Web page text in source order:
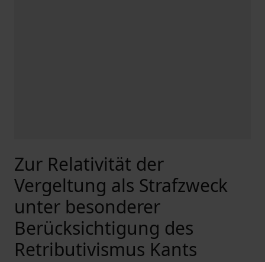
Zur Relativität der
Vergeltung als Strafzweck
unter besonderer
Berücksichtigung des
Retributivismus Kants